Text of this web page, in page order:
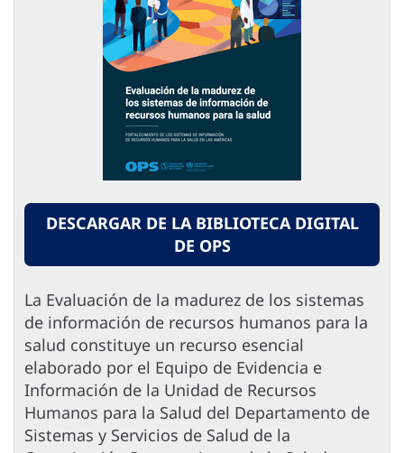
DESCARGAR DE LA BIBLIOTECA DIGITAL
DE OPS
La Evaluación de la madurez de los sistemas
de información de recursos humanos para la
salud constituye un recurso esencial
elaborado por el Equipo de Evidencia e
Información de la Unidad de Recursos
Humanos para la Salud del Departamento de
Sistemas y Servicios de Salud de la